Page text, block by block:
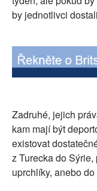
by jednotlivci
Zadruhé, jejich
kam mají být
existovat
z Turecka do
uprchlíky, anebo